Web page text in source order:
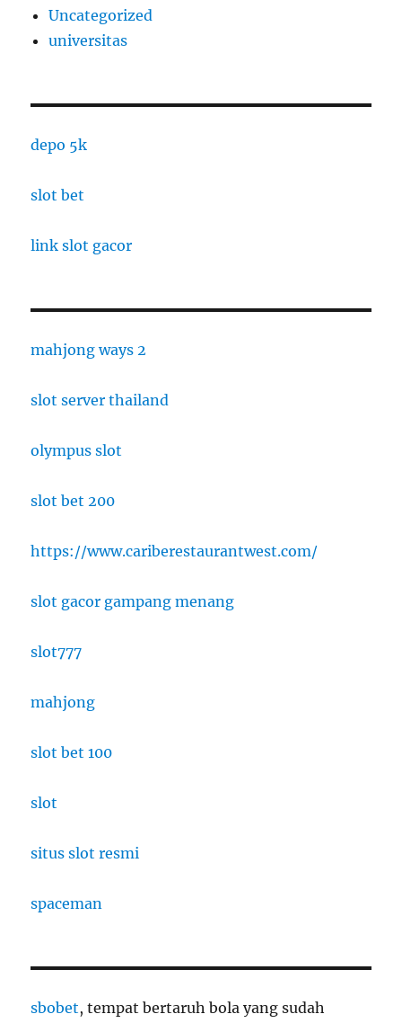
Uncategorized
universitas
depo 5k
slot bet
link slot gacor
mahjong ways 2
slot server thailand
olympus slot
slot bet 200
https://www.cariberestaurantwest.com/
slot gacor gampang menang
slot777
mahjong
slot bet 100
slot
situs slot resmi
spaceman
sbobet, tempat bertaruh bola yang sudah